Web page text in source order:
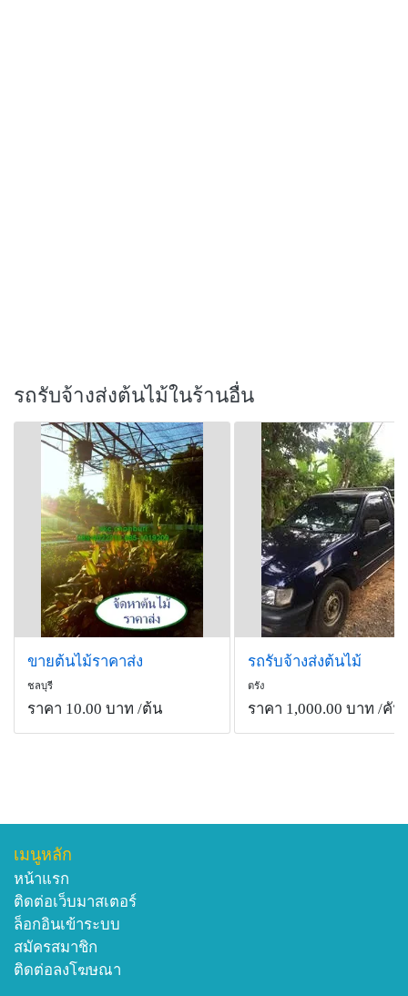
รถรับจ้างส่งต้นไม้ในร้านอื่น
ขายต้นไม้ราคาส่ง
ชลบุรี
ราคา 10.00 บาท /ต้น
รถรับจ้างส่งต้นไม้
ตรัง
ราคา 1,000.00 บาท /คัน
เมนูหลัก
หน้าแรก
ติดต่อเว็บมาสเตอร์
ล็อกอินเข้าระบบ
สมัครสมาชิก
ติดต่อลงโฆษณา